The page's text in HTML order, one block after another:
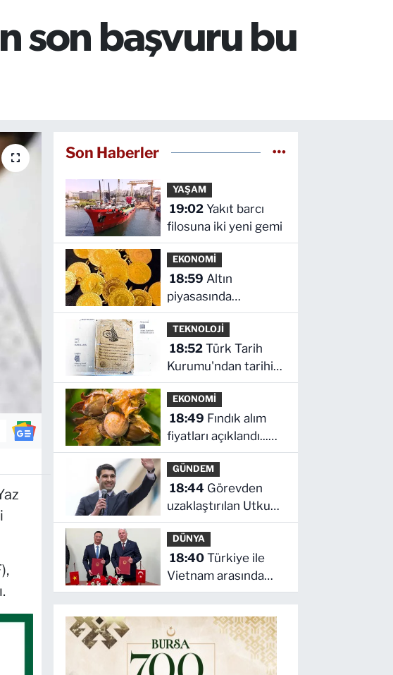
son başvuru bu
Son Haberler
YAŞAM
19:02 Yakıt barcı
filosuna iki yeni gemi
EKONOMİ
18:59 Altın
piyasasında
dengeleri
değiştirecek haber!
Dev banka dikkat
çeken senaryoyu
paylaştı
TEKNOLOJİ
18:52 Türk Tarih
Kurumu'ndan tarihi
içerikler tek
platformda
EKONOMİ
18:49
fiyatları açıklandı...
Alımlar 24
Ağustos'ta başlıyor
GÜNDEM
18:44
uzaklaştırılan Utku
Caner Çaykara
hakkında tahliye
kararı
DÜNYA
18:40 Türkiye ile
Vietnam arasında
'hava'da yeni
kapasitesi artırıldı